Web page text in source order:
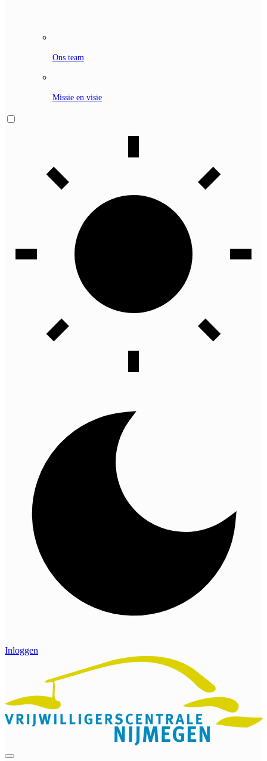
Ons team
Missie en visie
Inloggen